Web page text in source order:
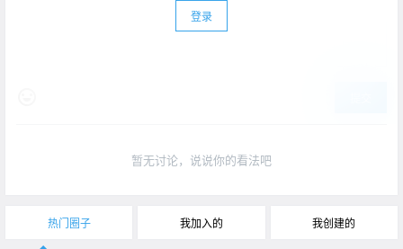
登录
暂无讨论，说说你的看法吧
热门圈子 我加入的 我创建的